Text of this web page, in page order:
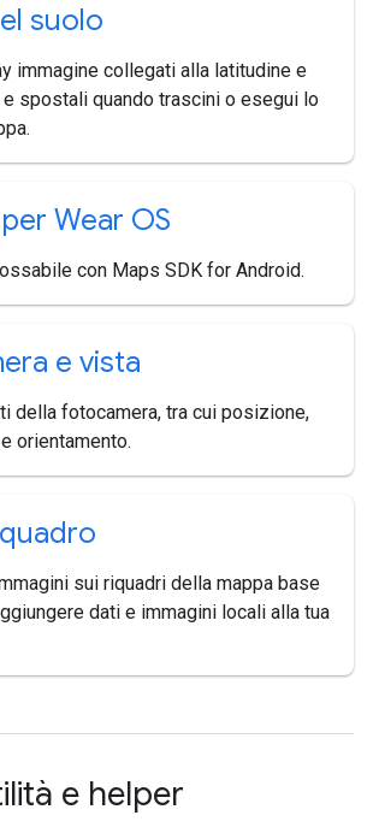
suolo
immagine collegati alla latitudine e
spostali quando trascini o esegui lo
Wear OS
con Maps SDK for Android.
e vista
della fotocamera, tra cui posizione,
orientamento.
sui riquadri della mappa base
dati e immagini locali alla tua
e helper